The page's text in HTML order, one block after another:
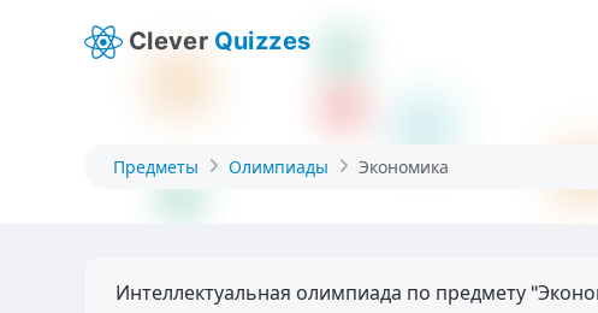
Clever Quizzes
Предметы Олимпиады Экономика
Интеллектуальная олимпиада по предмету